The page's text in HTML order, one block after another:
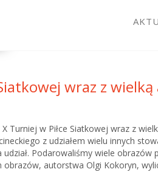
wraz z
X Turniej w Piłce Siatkowej wraz z
z udziałem wielu innych
udział. Podarowaliśmy wiele
autorstwa Olgi Kokoryn,